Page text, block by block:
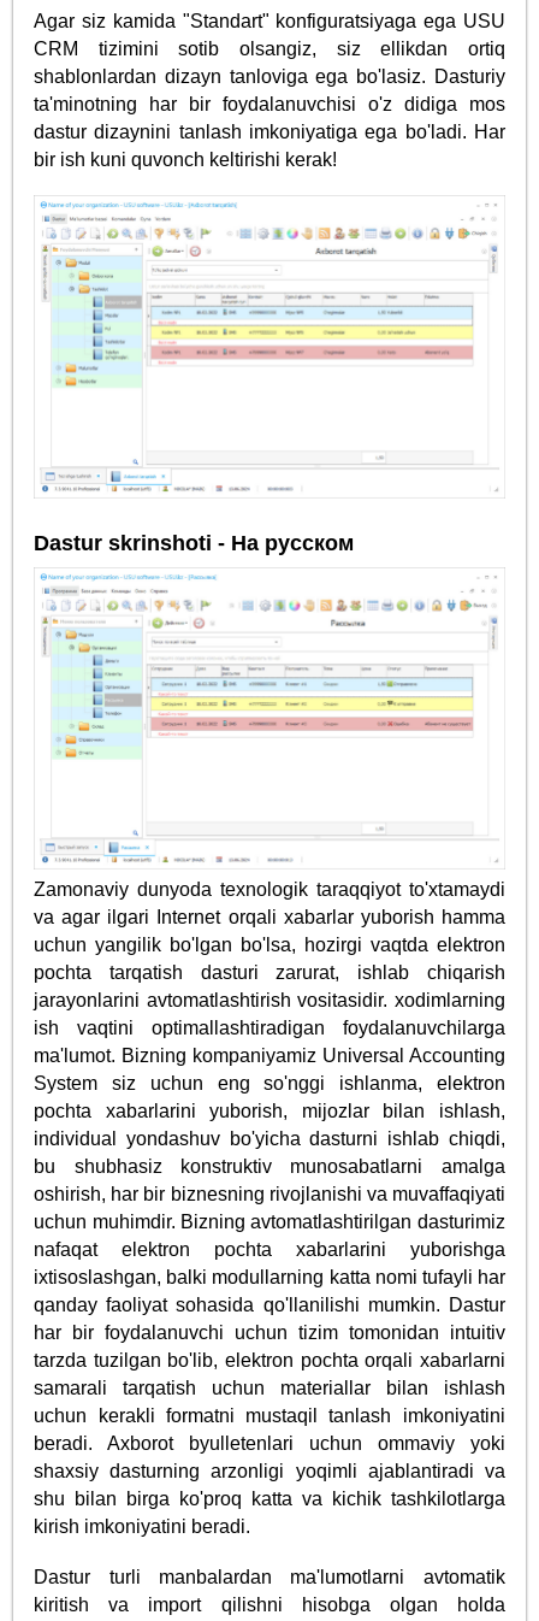
Agar siz kamida "Standart" konfiguratsiyaga ega USU
CRM tizimini sotib olsangiz, siz ellikdan ortiq
shablonlardan dizayn tanloviga ega bo'lasiz. Dasturiy
ta'minotning har bir foydalanuvchisi o'z didiga mos
dastur dizaynini tanlash imkoniyatiga ega bo'ladi. Har
bir ish kuni quvonch keltirishi kerak!
Dastur skrinshoti - На русском
Zamonaviy dunyoda texnologik taraqqiyot to'xtamaydi
va agar ilgari Internet orqali xabarlar yuborish hamma
uchun yangilik bo'lgan bo'lsa, hozirgi vaqtda elektron
pochta tarqatish dasturi zarurat, ishlab chiqarish
jarayonlarini avtomatlashtirish vositasidir. xodimlarning
ish vaqtini optimallashtiradigan foydalanuvchilarga
ma'lumot. Bizning kompaniyamiz Universal Accounting
System siz uchun eng so'nggi ishlanma, elektron
pochta xabarlarini yuborish, mijozlar bilan ishlash,
individual yondashuv bo'yicha dasturni ishlab chiqdi,
bu shubhasiz konstruktiv munosabatlarni amalga
oshirish, har bir biznesning rivojlanishi va muvaffaqiyati
uchun muhimdir. Bizning avtomatlashtirilgan dasturimiz
nafaqat elektron pochta xabarlarini yuborishga
ixtisoslashgan, balki modullarning katta nomi tufayli har
qanday faoliyat sohasida qo'llanilishi mumkin. Dastur
har bir foydalanuvchi uchun tizim tomonidan intuitiv
tarzda tuzilgan bo'lib, elektron pochta orqali xabarlarni
samarali tarqatish uchun materiallar bilan ishlash
uchun kerakli formatni mustaqil tanlash imkoniyatini
beradi. Axborot byulletenlari uchun ommaviy yoki
shaxsiy dasturning arzonligi yoqimli ajablantiradi va
shu bilan birga ko'proq katta va kichik tashkilotlarga
kirish imkoniyatini beradi.
Dastur turli manbalardan ma'lumotlarni avtomatik
kiritish va import qilishni hisobga olgan holda